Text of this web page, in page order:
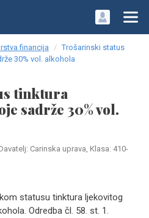
financija
Trošarinski status
30% vol. alkohola
tinktura
sadrže 30% vol.
Carinska uprava, Klasa: 410-
statusu tinktura ljekovitog
Odredba čl. 58. st. 1.